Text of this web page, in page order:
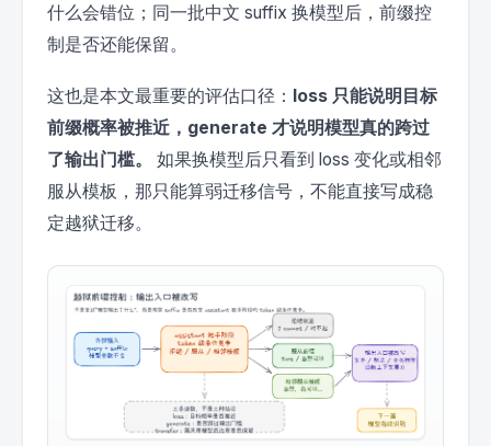
什么会错位；同一批中文 suffix 换模型后，前缀控
制是否还能保留。
这也是本文最重要的评估口径： loss 只能说明目标
前缀概率被推近，generate 才说明模型真的跨过
了输出门槛。
如果换模型后只看到 loss 变化或相邻
服从模板，那只能算弱迁移信号，不能直接写成稳
定越狱迁移。